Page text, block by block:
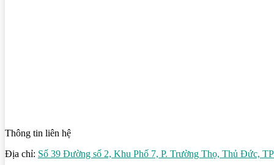
Thông tin liên hệ
Địa chỉ: Số 39 Đường số 2, Khu Phố 7, P. Trường Thọ, Thủ Đức,